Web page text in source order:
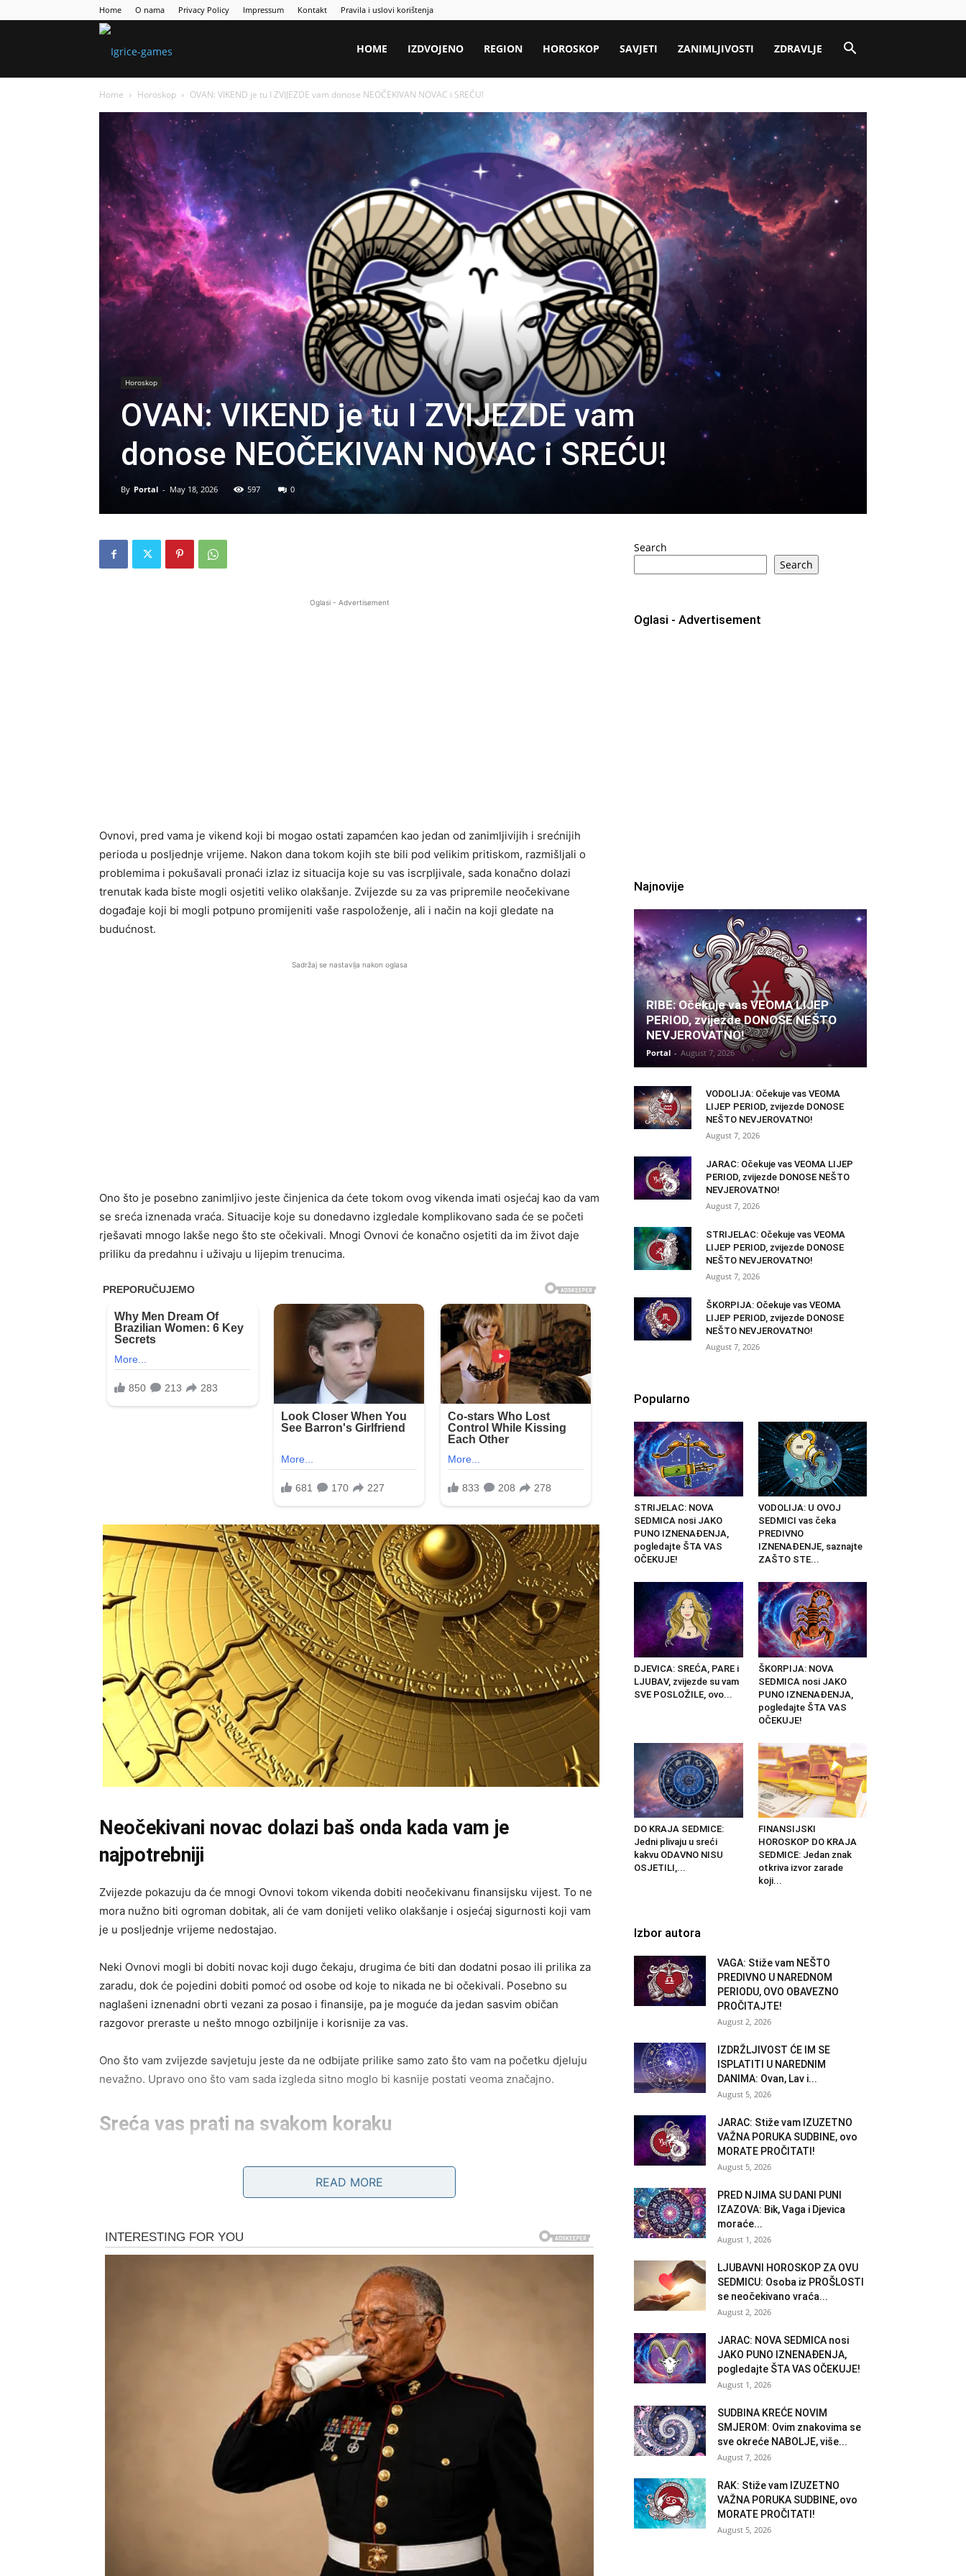
Home O nama Privacy Policy Impressum Kontakt Pravila i uslovi korištenja
HOME IZDVOJENO REGION HOROSKOP SAVJETI ZANIMLJIVOSTI ZDRAVLJE
Home Horoskop OVAN: VIKEND je tu I ZVIJEZDE vam donose NEOČEKIVAN NOVAC i SREĆU!
Horoskop
OVAN: VIKEND je tu I ZVIJEZDE vam
donose NEOČEKIVAN NOVAC i SREĆU!
By Portal - May 18, 2026 597 0
Oglasi - Advertisement
Ovnovi, pred vama je vikend koji bi mogao ostati zapamćen kao jedan od zanimljivijih i srećnijih
perioda u posljednje vrijeme. Nakon dana tokom kojih ste bili pod velikim pritiskom, razmišljali o
problemima i pokušavali pronaći izlaz iz situacija koje su vas iscrpljivale, sada konačno dolazi
trenutak kada biste mogli osjetiti veliko olakšanje. Zvijezde su za vas pripremile neočekivane
događaje koji bi mogli potpuno promijeniti vaše raspoloženje, ali i način na koji gledate na
budućnost.
Sadržaj se nastavlja nakon oglasa
Ono što je posebno zanimljivo jeste činjenica da ćete tokom ovog vikenda imati osjećaj kao da vam
se sreća iznenada vraća. Situacije koje su donedavno izgledale komplikovano sada će se početi
rješavati mnogo lakše nego što ste očekivali. Mnogi Ovnovi će konačno osjetiti da im život daje
priliku da predahnu i uživaju u lijepim trenucima.
Neočekivani novac dolazi baš onda kada vam je
najpotrebniji
Zvijezde pokazuju da će mnogi Ovnovi tokom vikenda dobiti neočekivanu finansijsku vijest. To ne
mora nužno biti ogroman dobitak, ali će vam donijeti veliko olakšanje i osjećaj sigurnosti koji vam
je u posljednje vrijeme nedostajao.
Neki Ovnovi mogli bi dobiti novac koji dugo čekaju, drugima će biti dan dodatni posao ili prilika za
zaradu, dok će pojedini dobiti pomoć od osobe od koje to nikada ne bi očekivali. Posebno su
naglašeni iznenadni obrti vezani za posao i finansije, pa je moguće da jedan sasvim običan
razgovor preraste u nešto mnogo ozbiljnije i korisnije za vas.
Ono što vam zvijezde savjetuju jeste da ne odbijate prilike samo zato što vam na početku djeluju
nevažno. Upravo ono što vam sada izgleda sitno moglo bi kasnije postati veoma značajno.
Sreća vas prati na svakom koraku
nego inače. Ljudi će biti prijatniji prema vama, komunikacija će biti bolja, a mnoge stvari koje su
vas ranije nervirale sada vam više neće djelovati toliko važno.
Mnogi Ovnovi će poželjeti da više izlaze, druže se i provedu vrijeme s ljudima koji im popravljaju
raspoloženje. Zvijezde vam savjetuju da ne ostajete zatvoreni kod kuće jer upravo kroz druženje,
izlaske i spontane situacije dolazi sreća koju dugo čekate.
Moguće je i kraće putovanje ili neočekivan poziv koji će vam potpuno promijeniti planove za
READ MORE
Search
Search
Oglasi - Advertisement
Najnovije
RIBE: Očekuje vas VEOMA LIJEP
PERIOD, zvijezde DONOSE NEŠTO
NEVJEROVATNO!
Portal - August 7, 2026
VODOLIJA: Očekuje vas VEOMA
LIJEP PERIOD, zvijezde DONOSE
NEŠTO NEVJEROVATNO!
August 7, 2026
JARAC: Očekuje vas VEOMA LIJEP
PERIOD, zvijezde DONOSE NEŠTO
NEVJEROVATNO!
August 7, 2026
STRIJELAC: Očekuje vas VEOMA
LIJEP PERIOD, zvijezde DONOSE
NEŠTO NEVJEROVATNO!
August 7, 2026
ŠKORPIJA: Očekuje vas VEOMA
LIJEP PERIOD, zvijezde DONOSE
NEŠTO NEVJEROVATNO!
August 7, 2026
Popularno
STRIJELAC: NOVA
SEDMICA nosi JAKO
PUNO IZNENAĐENJA,
pogledajte ŠTA VAS
OČEKUJE!
VODOLIJA: U OVOJ
SEDMICI vas čeka
PREDIVNO
IZNENAĐENJE, saznajte
ZAŠTO STE...
DJEVICA: SREĆA, PARE i
LJUBAV, zvijezde su vam
SVE POSLOŽILE, ovo...
ŠKORPIJA: NOVA
SEDMICA nosi JAKO
PUNO IZNENAĐENJA,
pogledajte ŠTA VAS
OČEKUJE!
DO KRAJA SEDMICE:
Jedni plivaju u sreći
kakvu ODAVNO NISU
OSJETILI,...
FINANSIJSKI
HOROSKOP DO KRAJA
SEDMICE: Jedan znak
otkriva izvor zarade
koji...
Izbor autora
VAGA: Stiže vam NEŠTO
PREDIVNO U NAREDNOM
PERIODU, OVO OBAVEZNO
PROČITAJTE!
August 2, 2026
IZDRŽLJIVOST ĆE IM SE
ISPLATITI U NAREDNIM
DANIMA: Ovan, Lav i...
August 5, 2026
JARAC: Stiže vam IZUZETNO
VAŽNA PORUKA SUDBINE, ovo
MORATE PROČITATI!
August 5, 2026
PRED NJIMA SU DANI PUNI
IZAZOVA: Bik, Vaga i Djevica
moraće...
August 1, 2026
LJUBAVNI HOROSKOP ZA OVU
SEDMICU: Osoba iz PROŠLOSTI
se neočekivano vraća...
August 2, 2026
JARAC: NOVA SEDMICA nosi
JAKO PUNO IZNENAĐENJA,
pogledajte ŠTA VAS OČEKUJE!
August 1, 2026
SUDBINA KREĆE NOVIM
SMJEROM: Ovim znakovima se
sve okreće NABOLJE, više...
August 7, 2026
RAK: Stiže vam IZUZETNO
VAŽNA PORUKA SUDBINE, ovo
MORATE PROČITATI!
August 5, 2026